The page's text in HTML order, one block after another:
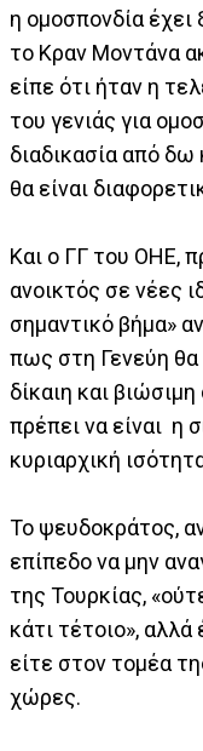
η ομοσπονδία έχει
το Κραν Μοντάνα
είπε ότι ήταν η
του γενιάς για
διαδικασία από
θα είναι
Και ο ΓΓ του ΟΗΕ,
ανοικτός σε νέες
σημαντικό βήμα»
πως στη Γενεύη θα
δίκαιη και
πρέπει να είναι η
κυριαρχική
Το ψευδοκράτος,
επίπεδο να μην
της Τουρκίας,
κάτι τέτοιο», αλλά
είτε στον τομέα
χώρες.